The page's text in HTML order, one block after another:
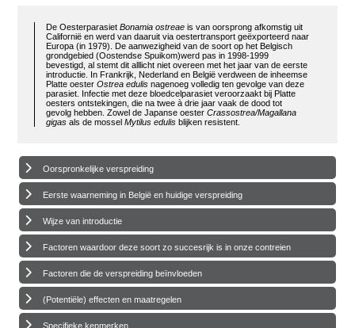
De OesterparasietBonamia ostreae is van oorsprong afkomstig uit
Californië en werd van daaruit via oestertransport geëxporteerd naar
Europa (in 1979). De aanwezigheid van de soort op het Belgisch
grondgebied (Oostendse Spuikom)werd pas in 1998-1999
bevestigd, al stemt dit alllicht niet overeen met het jaar van de eerste
introductie. In Frankrijk, Nederland en België verdween de inheemse
Platte oesterOstrea edulis nagenoeg volledig ten gevolge van deze
parasiet. Infectie met deze bloedcelparasiet veroorzaakt bij Platte
oesters ontstekingen, die na twee à drie jaar vaak de dood tot
gevolg hebben. Zowel de Japanse oesterCrassostrea/Magallana
gigas als de mosselMytilus edulis blijken resistent.
Oorspronkelijke verspreiding
Eerste waarneming in België en huidige verspreiding
Wijze van introductie
Factoren waardoor deze soort zo succesrijk is in onze contreien
Factoren die de verspreiding beïnvloeden
(Potentiële) effecten en maatregelen
Specifieke kenmerken